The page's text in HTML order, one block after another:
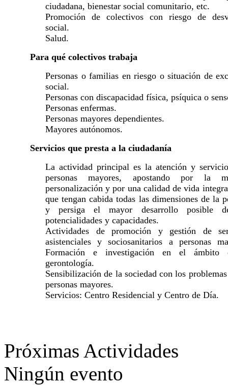
ciudadana, bienestar social comunitario, etc.
Promoción de colectivos con riesgo de
social.
Salud.
Para qué colectivos trabaja
Personas o familias en riesgo o situación de
social.
Personas con discapacidad física, psíquica o
Personas enfermas.
Personas mayores dependientes.
Mayores autónomos.
Servicios que presta a la ciudadanía
La actividad principal es la atención y
personas mayores, apostando por la
personalización y por una calidad de vida
que tengan cabida todas las dimensiones de la
y persiga el mayor desarrollo posible
potencialidades y capacidades.
Actividades de promoción y gestión de
asistenciales y sociosanitarios a personas
Formación e investigación en el ámbito
gerontología.
Sensibilización de la sociedad con los
personas mayores.
Servicios: Centro Residencial y Centro de Día.
Próximas Actividades
Ningún evento